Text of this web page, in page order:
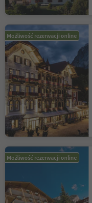
Możliwość rezerwacji online
Możliwość rezerwacji online